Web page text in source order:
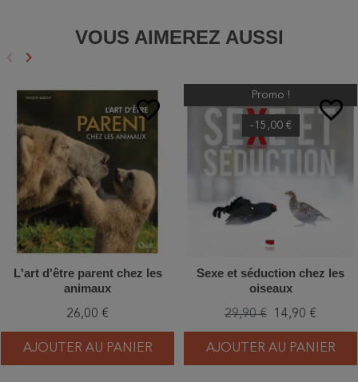
VOUS AIMEREZ AUSSI
Précédent
keyboard_arrow_left Suivant
keyboard_arrow_right
favorite_border
L'art d'être parent chez les
animaux
26,00 €
AJOUTER AU PANIER
favorite_border
Promo !
-15,00 €
Sexe et séduction chez les
oiseaux
29,90 € 14,90 €
AJOUTER AU PANIER